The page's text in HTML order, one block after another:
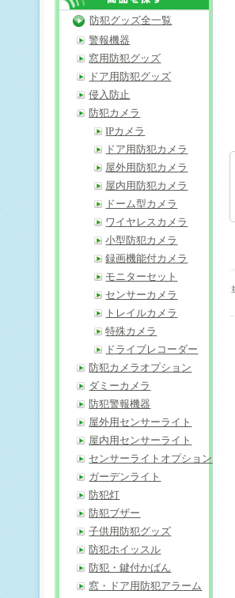
防犯グッズ全一覧
警報機器
窓用防犯グッズ
ドア用防犯グッズ
侵入防止
防犯カメラ
IPカメラ
ドア用防犯カメラ
屋外用防犯カメラ
屋内用防犯カメラ
ドーム型カメラ
ワイヤレスカメラ
小型防犯カメラ
録画機能付カメラ
モニターセット
センサーカメラ
トレイルカメラ
特殊カメラ
ドライブレコーダー
防犯カメラオプション
ダミーカメラ
防犯警報機器
屋外用センサーライト
屋内用センサーライト
センサーライトオプション
ガーデンライト
防犯灯
防犯ブザー
子供用防犯グッズ
防犯ホイッスル
防犯・鍵付かばん
窓・ドア用防犯アラーム